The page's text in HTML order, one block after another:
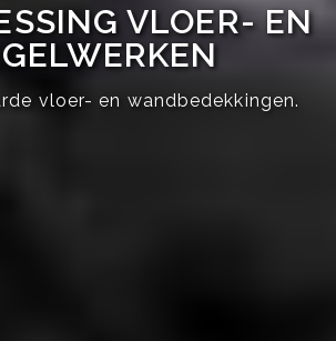
VLOER- EN
vloer- en wandbedekkingen.